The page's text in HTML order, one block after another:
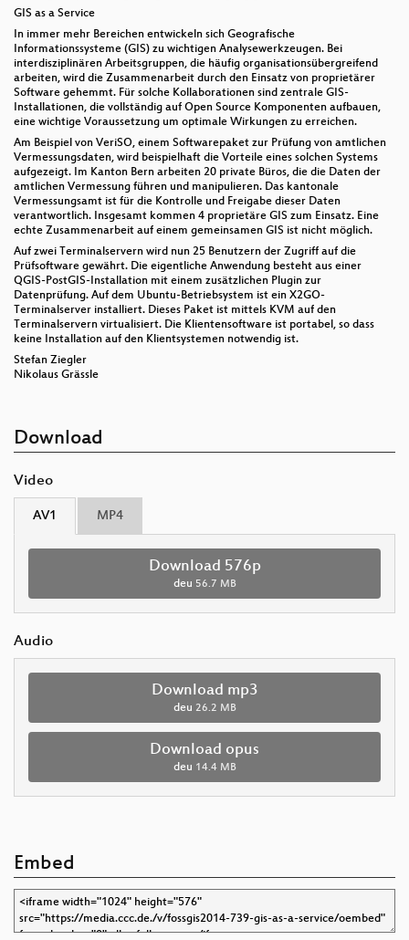
GIS as a Service
In immer mehr Bereichen entwickeln sich Geografische
Informationssysteme (GIS) zu wichtigen Analysewerkzeugen. Bei
interdisziplinären Arbeitsgruppen, die häufig organisationsübergreifend
arbeiten, wird die Zusammenarbeit durch den Einsatz von proprietärer
Software gehemmt. Für solche Kollaborationen sind zentrale GIS-
Installationen, die vollständig auf Open Source Komponenten aufbauen,
eine wichtige Voraussetzung um optimale Wirkungen zu erreichen.
Am Beispiel von VeriSO, einem Softwarepaket zur Prüfung von amtlichen
Vermessungsdaten, wird beispielhaft die Vorteile eines solchen Systems
aufgezeigt. Im Kanton Bern arbeiten 20 private Büros, die die Daten der
amtlichen Vermessung führen und manipulieren. Das kantonale
Vermessungsamt ist für die Kontrolle und Freigabe dieser Daten
verantwortlich. Insgesamt kommen 4 proprietäre GIS zum Einsatz. Eine
echte Zusammenarbeit auf einem gemeinsamen GIS ist nicht möglich.
Auf zwei Terminalservern wird nun 25 Benutzern der Zugriff auf die
Prüfsoftware gewährt. Die eigentliche Anwendung besteht aus einer
QGIS-PostGIS-Installation mit einem zusätzlichen Plugin zur
Datenprüfung. Auf dem Ubuntu-Betriebsystem ist ein X2GO-
Terminalserver installiert. Dieses Paket ist mittels KVM auf den
Terminalservern virtualisiert. Die Klientensoftware ist portabel, so dass
keine Installation auf den Klientsystemen notwendig ist.
Stefan Ziegler
Nikolaus Grässle
Download
Video
AV1 MP4
Download 576p
deu 56.7 MB
Audio
Download mp3
deu 26.2 MB
Download opus
deu 14.4 MB
Embed